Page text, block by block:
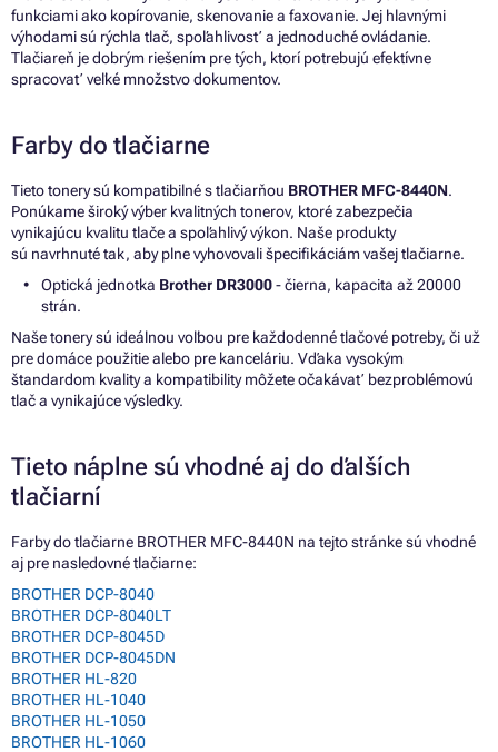
funkciami ako kopírovanie, skenovanie a faxovanie. Jej hlavnými
výhodami sú rýchla tlač, spoľahlivosť a jednoduché ovládanie.
Tlačiareň je dobrým riešením pre tých, ktorí potrebujú efektívne
spracovať veľké množstvo dokumentov.
Farby do tlačiarne
Tieto tonery sú kompatibilné s tlačiarňou BROTHER MFC-8440N.
Ponúkame široký výber kvalitných tonerov, ktoré zabezpečia
vynikajúcu kvalitu tlače a spoľahlivý výkon. Naše produkty
sú navrhnuté tak, aby plne vyhovovali špecifikáciám vašej tlačiarne.
Optická jednotka Brother DR3000- čierna, kapacita až 20000
strán.
Naše tonery sú ideálnou voľbou pre každodenné tlačové potreby, či už
pre domáce použitie alebo pre kanceláriu. Vďaka vysokým
štandardom kvality a kompatibility môžete očakávať bezproblémovú
tlač a vynikajúce výsledky.
Tieto náplne sú vhodné aj do ďalších
tlačiarní
Farby do tlačiarne BROTHER MFC-8440N na tejto stránke sú vhodné
aj pre nasledovné tlačiarne:
BROTHER DCP-8040
BROTHER DCP-8040LT
BROTHER DCP-8045D
BROTHER DCP-8045DN
BROTHER HL-820
BROTHER HL-1040
BROTHER HL-1050
BROTHER HL-1060